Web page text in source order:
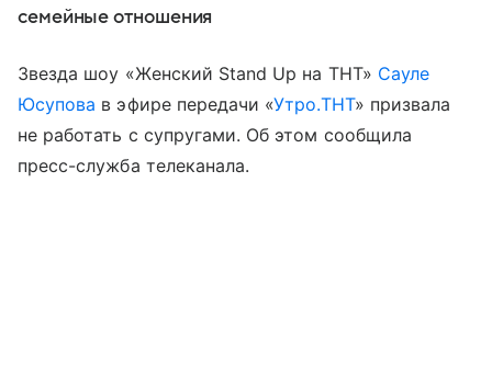
семейные отношения
Звезда шоу «Женский Stand Up на ТНТ» Сауле
Юсупова в эфире передачи «Утро.ТНТ» призвала
не работать с супругами. Об этом сообщила
пресс-служба телеканала.